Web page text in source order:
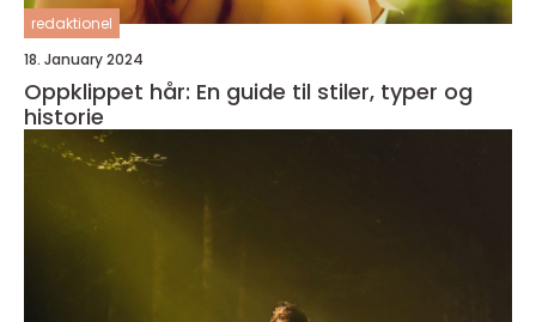
redaktionel
18. January 2024
Oppklippet hår: En guide til stiler, typer og
historie